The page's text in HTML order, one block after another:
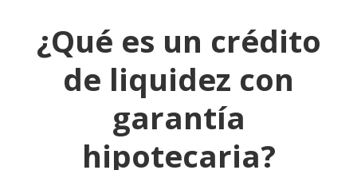
¿Qué es un crédito
de liquidez con
garantía
hipotecaria?